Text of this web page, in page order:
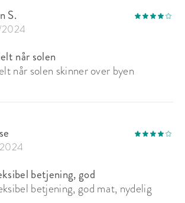
S.
når solen
når solen skinner over byen
betjening, god
betjening, god mat, nydelig